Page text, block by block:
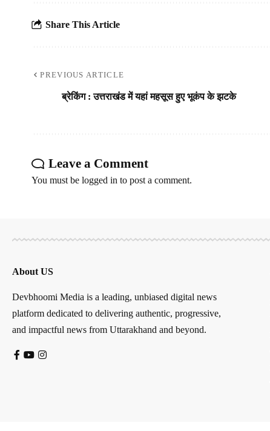
Share This Article
PREVIOUS ARTICLE
ब्रेकिंग : उत्तराखंड में यहां महसूस हुए भूकंप के झटके
Leave a Comment
You must be logged in to post a comment.
About US
Devbhoomi Media is a leading, unbiased digital news
platform dedicated to delivering authentic, progressive,
and impactful news from Uttarakhand and beyond.